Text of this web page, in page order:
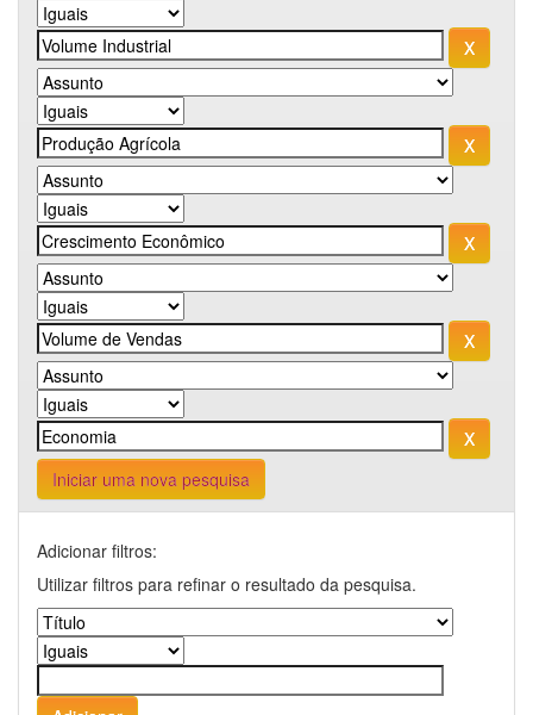
Iniciar uma nova pesquisa
Adicionar filtros:
Utilizar filtros para refinar o resultado da pesquisa.